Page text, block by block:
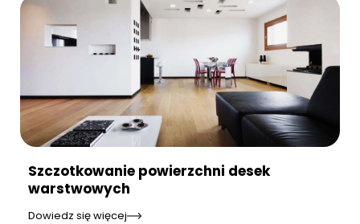
Szczotkowanie powierzchni desek
warstwowych
Dowiedz się więcej